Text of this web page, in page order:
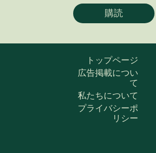
トップページ
広告掲載につい
て
私たちについて
プライバシーポ
リシー